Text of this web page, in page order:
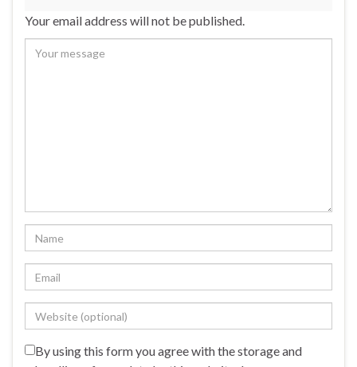
Your email address will not be published.
By using this form you agree with the storage and